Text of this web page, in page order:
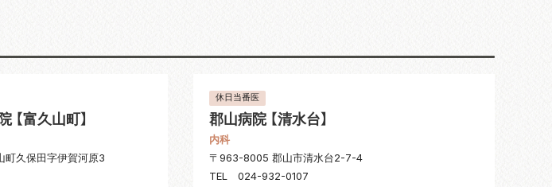
【富久山町】
久保田字伊賀河原3
休日当番医
郡山病院 【清水台】
内科
〒963-8005 郡山市清水台2-7-4
TEL 024-932-0107